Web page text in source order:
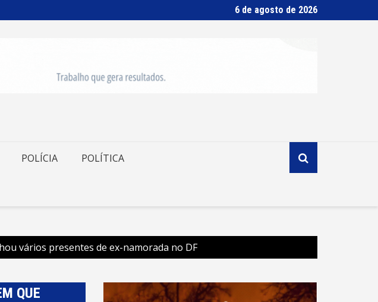
6 de agosto de 2026
POLÍCIA POLÍTICA
vários presentes de ex-namorada no DF
QUE